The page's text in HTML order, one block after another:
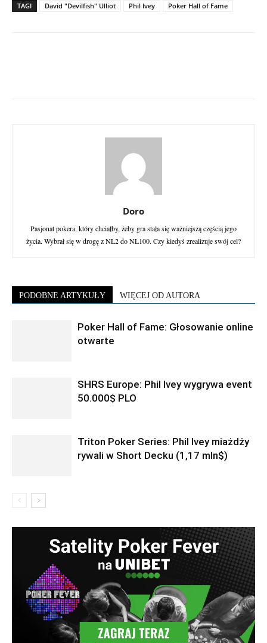
TAGI
David "Devilfish" Ulliot Phil Ivey Poker Hall of Fame
Doro
Pasjonat pokera, który chciałby, żeby gra stała się ważniejszą częścią jego
życia. Wybrał się w drogę z NL2 do NL100. Czy kiedyś zrealizuje swój cel?
PODOBNE ARTYKUŁY WIĘCEJ OD AUTORA
Poker Hall of Fame: Głosowanie online
otwarte
SHRS Europe: Phil Ivey wygrywa event
50.000$ PLO
Triton Poker Series: Phil Ivey miażdży
rywali w Short Decku (1,17 mln$)